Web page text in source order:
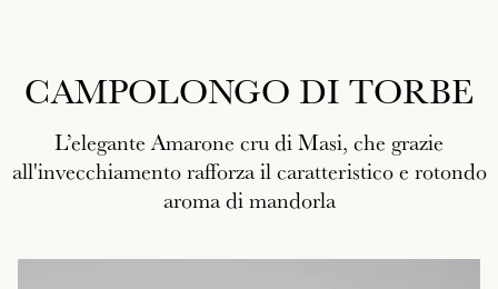
CAMPOLONGO DI TORBE
L’elegante Amarone cru di Masi, che grazie
all'invecchiamento rafforza il caratteristico e rotondo
aroma di mandorla